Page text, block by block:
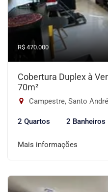
R$ 470.000
Cobertura Duplex à
70m²
Campestre, Santo
2 Quartos 2 Banheiros
Mais informações